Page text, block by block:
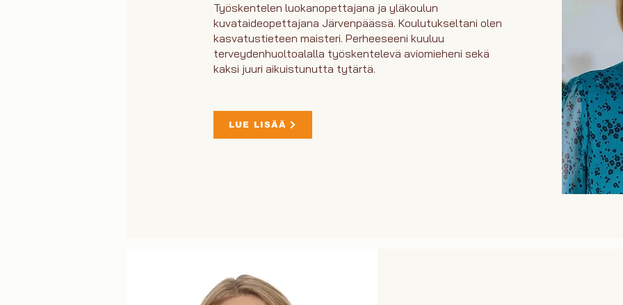
Työskentelen luokanopettajana ja yläkoulun
kuvataideopettajana Järvenpäässä. Koulutukseltani olen
kasvatustieteen maisteri. Perheeseeni kuuluu
terveydenhuoltoalalla työskentelevä aviomieheni sekä
kaksi juuri aikuistunutta tytärtä.
LUE LISÄÄ